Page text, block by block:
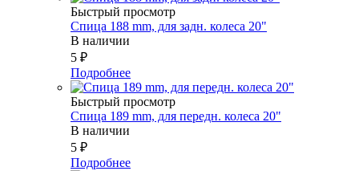
Быстрый просмотр
Спица 188 mm, для задн. колеса 20"
В наличии
5 ₽
Подробнее
Быстрый просмотр
Спица 189 mm, для передн. колеса 20"
В наличии
5 ₽
Подробнее